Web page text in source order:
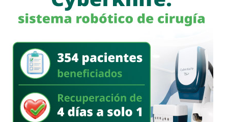
segundo tramo funcionará como zona exclusiva para
ascenso y descenso de taxis.
La SSPC de la Capital exhorta a las y los asistentes a
la FENAPO a planificar sus traslados
, respetar la
señalización y las indicaciones del personal de Policía
Vial, así como considerar el uso de transporte público para